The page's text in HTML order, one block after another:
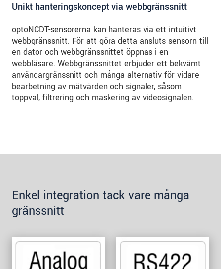
Unikt hanteringskoncept via webbgränssnitt
optoNCDT-sensorerna kan hanteras via ett intuitivt
webbgränssnitt. För att göra detta ansluts sensorn till
en dator och webbgränssnittet öppnas i en
webbläsare. Webbgränssnittet erbjuder ett bekvämt
användargränssnitt och många alternativ för vidare
bearbetning av mätvärden och signaler, såsom
toppval, filtrering och maskering av videosignalen.
Enkel integration tack vare många
gränssnitt